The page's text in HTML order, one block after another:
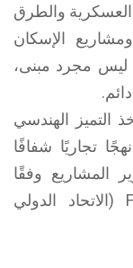
والطرق
الإسكان
ليس مجرد مبنى،
التميز الهندسي
تجاريًا شفافًا
المشاريع وفقًا
لمعايير العقد والهندسة الدولية FIDIC (الاتحاد الدولي